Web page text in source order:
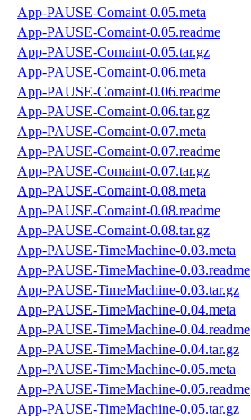
App-PAUSE-Comaint-0.05.meta
App-PAUSE-Comaint-0.05.readme
App-PAUSE-Comaint-0.05.tar.gz
App-PAUSE-Comaint-0.06.meta
App-PAUSE-Comaint-0.06.readme
App-PAUSE-Comaint-0.06.tar.gz
App-PAUSE-Comaint-0.07.meta
App-PAUSE-Comaint-0.07.readme
App-PAUSE-Comaint-0.07.tar.gz
App-PAUSE-Comaint-0.08.meta
App-PAUSE-Comaint-0.08.readme
App-PAUSE-Comaint-0.08.tar.gz
App-PAUSE-TimeMachine-0.03.meta
App-PAUSE-TimeMachine-0.03.readme
App-PAUSE-TimeMachine-0.03.tar.gz
App-PAUSE-TimeMachine-0.04.meta
App-PAUSE-TimeMachine-0.04.readme
App-PAUSE-TimeMachine-0.04.tar.gz
App-PAUSE-TimeMachine-0.05.meta
App-PAUSE-TimeMachine-0.05.readme
App-PAUSE-TimeMachine-0.05.tar.gz